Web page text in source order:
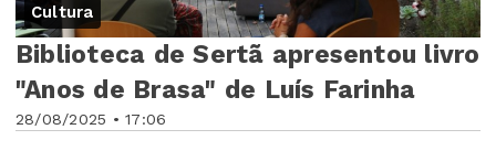
Cultura
28/08/2025 • 17:06
Biblioteca de Sertã apresentou livro
"Anos de Brasa" de Luís Farinha